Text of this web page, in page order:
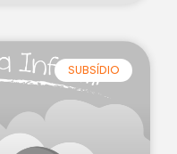
SUBSÍDIO